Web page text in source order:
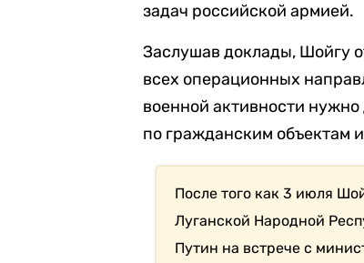
задач российской армией.
Заслушав доклады, Шойгу
всех операционных
военной активности нужно
по гражданским объектам
После того как 3 июля
Луганской Народной
Путин на встрече с